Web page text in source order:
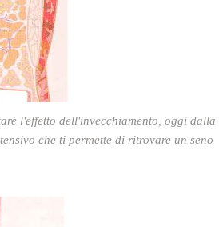
l'effetto dell'invecchiamento, oggi dalla
che ti permette di ritrovare un seno